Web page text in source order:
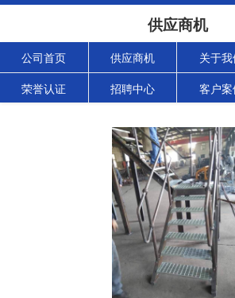
供应商机
公司首页 供应商机 关于我
荣誉认证 招聘中心 客户案